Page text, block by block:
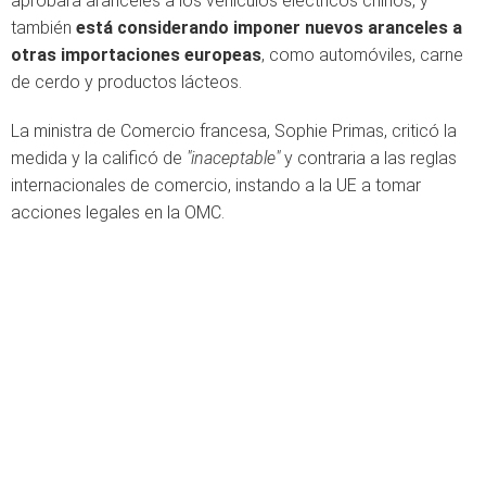
también está considerando imponer nuevos aranceles a
otras importaciones europeas, como automóviles, carne
de cerdo y productos lácteos.
La ministra de Comercio francesa, Sophie Primas, criticó la
medida y la calificó de "inaceptable"y contraria a las reglas
internacionales de comercio, instando a la UE a tomar
acciones legales en la OMC.